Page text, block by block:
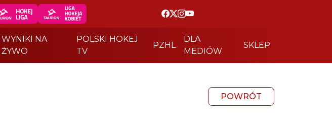
WYNIKI NA
ŻYWO
POLSKI HOKEJ
TV
PZHL
DLA
MEDIÓW
SKLEP
POWRÓT